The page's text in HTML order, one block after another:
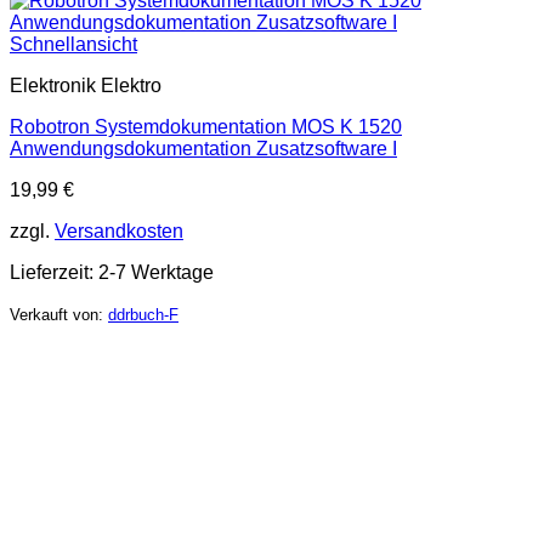
Schnellansicht
Elektronik Elektro
Robotron Systemdokumentation MOS K 1520
Anwendungsdokumentation Zusatzsoftware I
19,99 €
zzgl. Versandkosten
Lieferzeit: 2-7 Werktage
Verkauft von: ddrbuch-F